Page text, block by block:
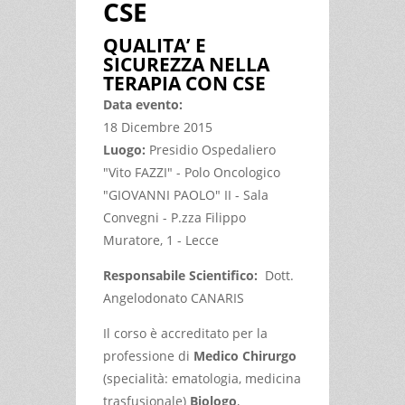
CSE
QUALITA’ E
SICUREZZA NELLA
TERAPIA CON CSE
Data evento:
18 Dicembre 2015
Luogo: Presidio Ospedaliero
"Vito FAZZI" - Polo Oncologico
"GIOVANNI PAOLO" II - Sala
Convegni - P.zza Filippo
Muratore, 1 - Lecce
Responsabile Scientifico: Dott.
Angelodonato CANARIS
Il corso è accreditato per la
professione di Medico Chirurgo
(specialità: ematologia, medicina
trasfusionale) Biologo,